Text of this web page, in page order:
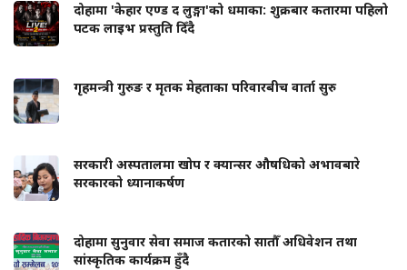
दोहामा 'केहार एण्ड द लुङ्गा'को धमाका: शुक्रबार कतारमा पहिलो
पटक लाइभ प्रस्तुति दिँदै
गृहमन्त्री गुरुङ र मृतक मेहताका परिवारबीच वार्ता सुरु
सरकारी अस्पतालमा खोप र क्यान्सर औषधिको अभावबारे
सरकारको ध्यानाकर्षण
दोहामा सुनुवार सेवा समाज कतारको सातौँ अधिवेशन तथा
सांस्कृतिक कार्यक्रम हुँदै